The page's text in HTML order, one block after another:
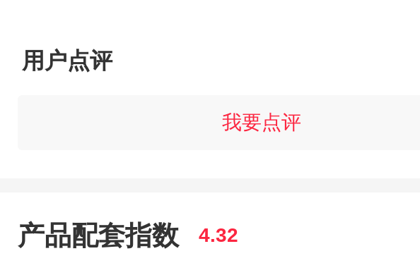
用户点评
我要点评
产品配套指数 4.32